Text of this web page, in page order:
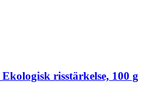
Ekologisk risstärkelse, 100 g